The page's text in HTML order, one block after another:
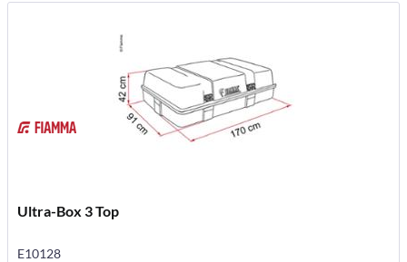
Ultra-Box 3 Top
E10128